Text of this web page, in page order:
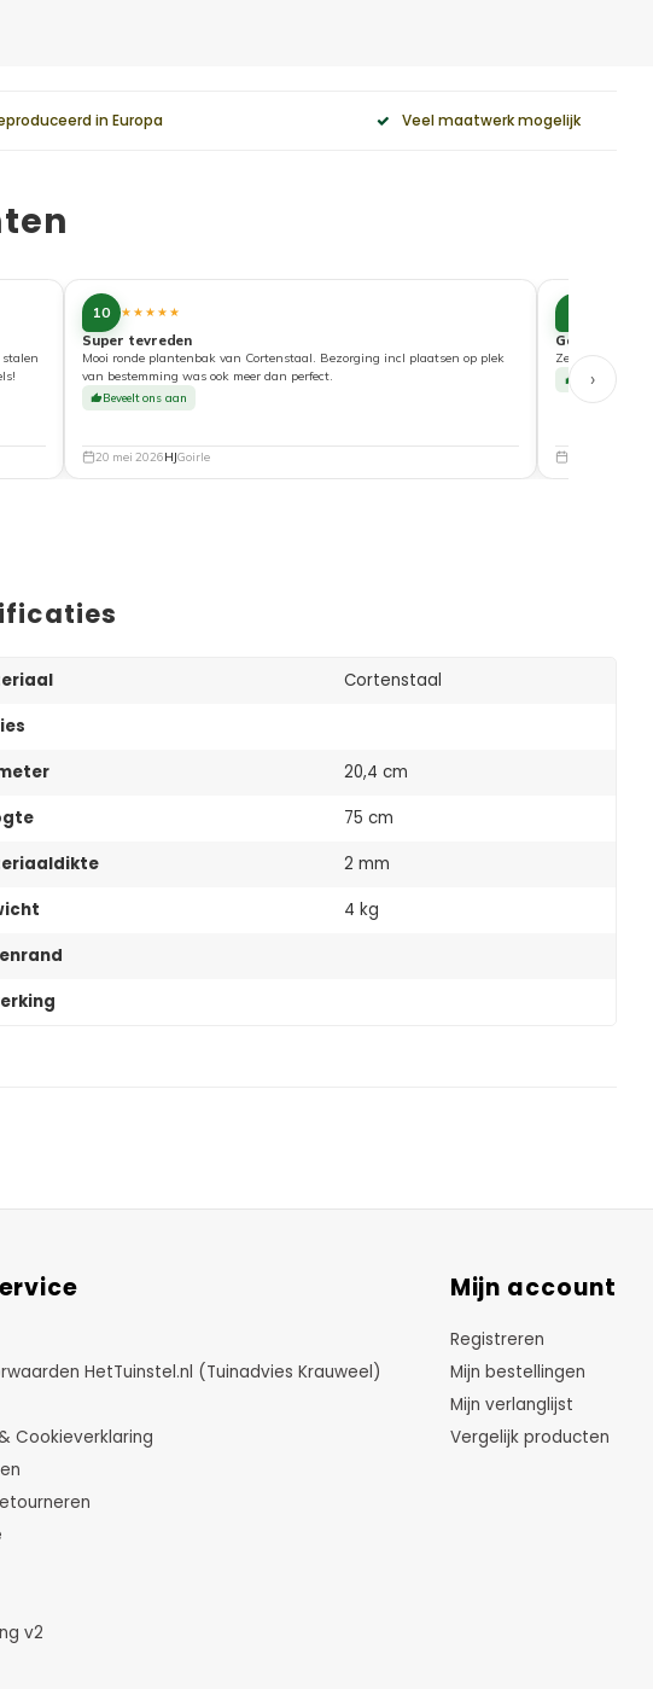
in Europa Veel maatwerk mogelijk
stalen
10 ★★★★★
Super tevreden
Mooi ronde plantenbak van Cortenstaal. Bezorging incl plaatsen op plek
van bestemming was ook meer dan perfect.
Beveelt ons aan
20 mei 2026HJGoirle
Goede
Zeer tevreden
Beveelt ons
›
Cortenstaal
20,4 cm
75 cm
2 mm
4 kg
HetTuinstel.nl (Tuinadvies Krauweel)
Cookieverklaring
v2
Mijn account
Registreren
Mijn bestellingen
Mijn verlanglijst
Vergelijk producten